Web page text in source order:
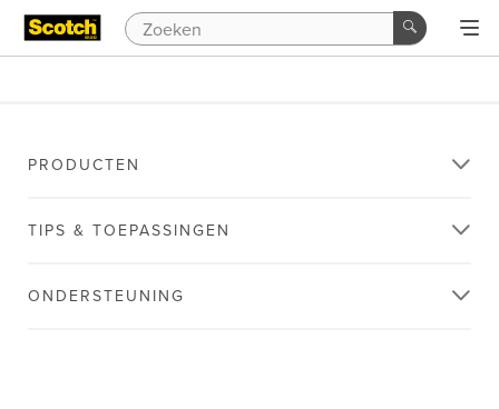
PRODUCTEN
TIPS & TOEPASSINGEN
ONDERSTEUNING